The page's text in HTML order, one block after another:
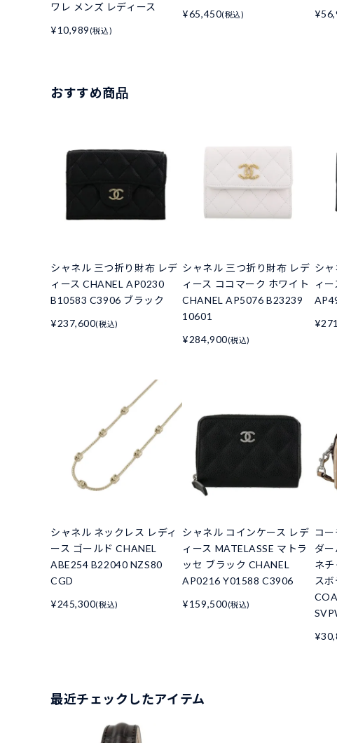
ワレ メンズ レディース
¥10,989 (税込)
¥65,450(税込)
おすすめ商品
シャネル 三つ折り財布 レデ
ィース CHANEL AP0230
B10583 C3906 ブラック
¥237,600(税込)
シャネル 三つ折り財布 レデ
ィース ココマーク ホワイト
CHANEL AP5076 B23239
10601
¥284,900(税込)
シ
ィ
シャネル ネックレス レディ
ース ゴールド CHANEL
ABE254 B22040 NZS80
CGD
¥245,300(税込)
シャネル コインケース レデ
ィース MATELASSE マトラ
ッセ ブラック CHANEL
AP0216 Y01588 C3906
¥159,500(税込)
コ
ダ
ネチ
ス
最近チェックしたアイテム